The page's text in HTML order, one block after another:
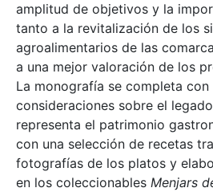
amplitud de objetivos y la
tanto a la revitalización de los
agroalimentarios de las
a una mejor valoración de los
La monografía se completa con
consideraciones sobre el
representa el patrimonio
con una selección de recetas
fotografías de los platos y
en los coleccionables Menjars